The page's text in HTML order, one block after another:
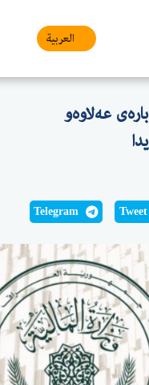
العربیة
عەلاوەو
Tweet
Telegram